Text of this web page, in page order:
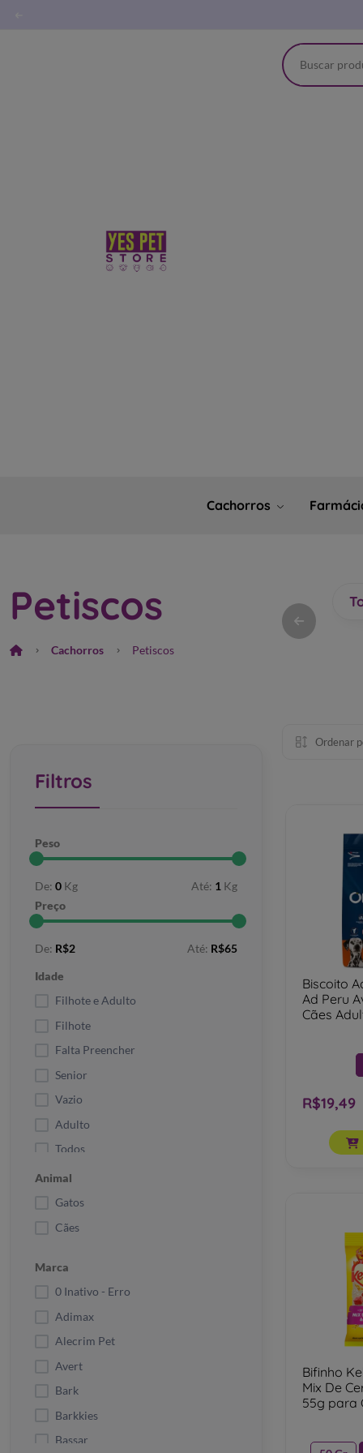
Siga a YES PET STORE
Cachorros
Petiscos
Cachorros Petiscos
Filtros
Peso
De: 0 Kg Até: 1 Kg
Preço
De: R$2 Até: R$65
Idade
Filhote e Adulto
Filhote
Falta Preencher
Senior
Vazio
Adulto
Todos
Adultos
Animal
Gatos
Cães
Marca
0 Inativo - Erro
Adimax
Alecrim Pet
Avert
Bark
Barkkies
Bassar
Ordenar
Biscoito
Ad Peru
Cães
R$19,49
Bifinho
Mix De
55g para